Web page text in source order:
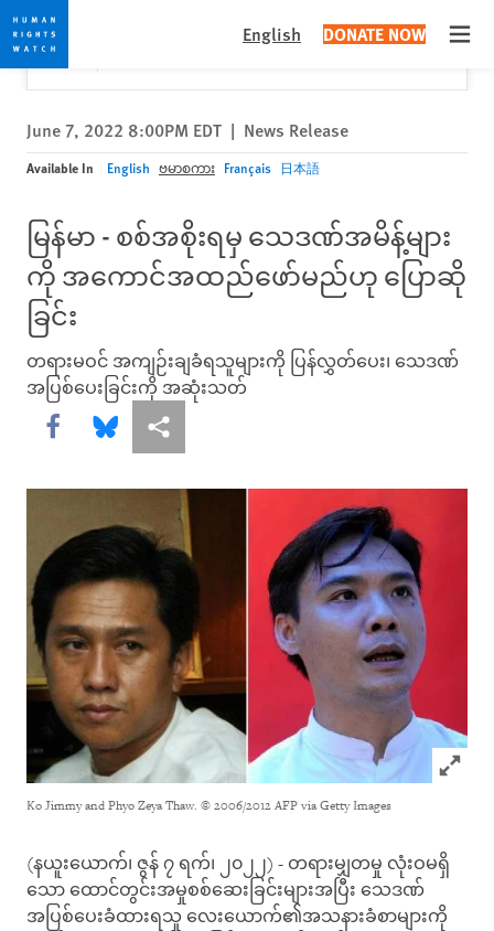
Skip
to
cookie
privacy
notice
Skip
to
main
content
English DONATE NOW
Would you like to read this page in English?
Yes
✕
June 7, 2022 8:00PM EDT | News Release
Available In English ဗမာစကား Français 日本語
မြန်မာ - စစ်အစိုးရမှ သေဒဏ်အမိန့်များ
ကို အကောင်အထည်ဖော်မည်ဟု ပြောဆို
ခြင်း
တရားမဝင် အကျဉ်းချခံရသူများကို ပြန်လွှတ်ပေး၊ သေဒဏ်
အပြစ်ပေးခြင်းကို အဆုံးသတ်
Share this via Facebook
Share this via Bluesky
More sharing options
Click
Ko Jimmy and Phyo Zeya Thaw. © 2006/2012 AFP via Getty Images
(နယူးယောက်၊ ဇွန် ၇ ရက်၊ ၂၀၂၂) - တရားမျှတမှု လုံးဝမရှိ
သော ထောင်တွင်းအမှုစစ်ဆေးခြင်းများအပြီး သေဒဏ်
အပြစ်ပေးခံထားရသူ လေးယောက်၏အသနားခံစာများကို